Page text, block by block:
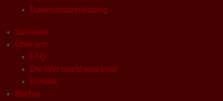
Datenschutzerklärung
Startseite
Über uns
FAQ
Die Wer macht was Liste
Kontakt
Bücher